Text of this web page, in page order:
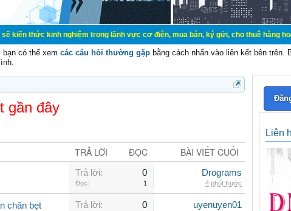
nghiệm trong lãnh vực cơ điện, mua bán, ký gửi, cho thuê hàng hoá dịch
bạn có thể xem các câu hỏi thường gặp bằng cách nhấn vào liên kết bên trên.
gần đây
TRẢ LỜI ĐỌC BÀI VIẾT CUỐI
Trả lời: 0
Đọc: 1
Drograms
4 phút trước
chân bẹt Trả lời: 0 uyenuyen01
Liên